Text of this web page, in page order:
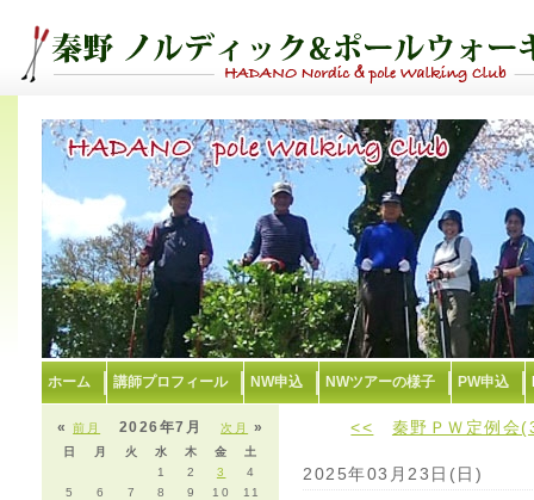
ホーム 講師プロフィール NW申込 NWツアーの様子 PW申込
«前月 次月 »
2026年7月
日 月 火 水 木 金
土
1
2 3
4
5
6 7 8 9 10
11
<< 秦野ＰＷ定例会
2025年03月23日(日)